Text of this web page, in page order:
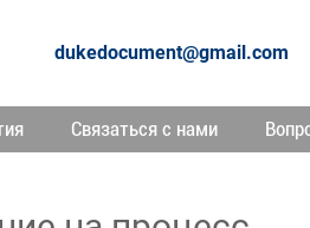
dukedocument@gmail.com
Связаться с нами